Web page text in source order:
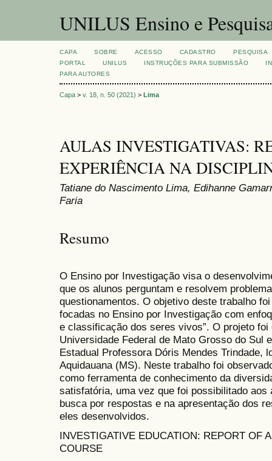
UNILUS Ensino e
CAPA SOBRE ACESSO CADASTRO
PESQUISA
PORTAL
UNILUS INSTRUÇÕES PARA SUBMISSÃO
PARA AUTORES
Capa > v. 18, n. 50 (2021) > Lima
AULAS INVESTIGATIVAS:
EXPERIÊNCIA NA
Tatiane do Nascimento Lima, Edihanne
Faria
Resumo
O Ensino por Investigação visa o
que os alunos perguntam e resolvem
questionamentos. O objetivo deste trabalho
focadas no Ensino por Investigação com
e classificação dos seres vivos”. O projeto
Universidade Federal de Mato Grosso do Sul
Estadual Professora Dóris Mendes Trindade,
Aquidauana (MS). Neste trabalho foi
como ferramenta de conhecimento da
satisfatória, uma vez que foi possibilitado aos
busca por respostas e na apresentação dos
eles desenvolvidos.
INVESTIGATIVE EDUCATION: REPORT OF
COURSE